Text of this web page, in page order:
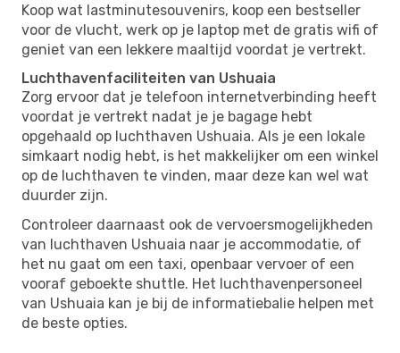
Koop wat lastminutesouvenirs, koop een bestseller
voor de vlucht, werk op je laptop met de gratis wifi of
geniet van een lekkere maaltijd voordat je vertrekt.
Luchthavenfaciliteiten van Ushuaia
Zorg ervoor dat je telefoon internetverbinding heeft
voordat je vertrekt nadat je je bagage hebt
opgehaald op luchthaven Ushuaia. Als je een lokale
simkaart nodig hebt, is het makkelijker om een ​​winkel
op de luchthaven te vinden, maar deze kan wel wat
duurder zijn.
Controleer daarnaast ook de vervoersmogelijkheden
van luchthaven Ushuaia naar je accommodatie, of
het nu gaat om een ​​taxi, openbaar vervoer of een
vooraf geboekte shuttle. Het luchthavenpersoneel
van Ushuaia kan je bij de informatiebalie helpen met
de beste opties.